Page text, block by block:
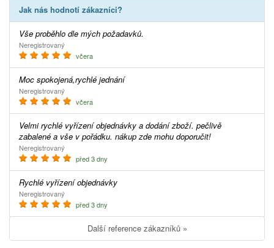
Jak nás hodnotí zákazníci?
Vše proběhlo dle mých požadavků.
Neregistrovaný
včera
Moc spokojená,rychlé jednání
Neregistrovaný
včera
Velmi rychlé vyřízení objednávky a dodání zboží. pečlivě
zabalené a vše v pořádku. nákup zde mohu doporučit!
Neregistrovaný
před 3 dny
Rychlé vyřízení objednávky
Neregistrovaný
před 3 dny
Další reference zákazníků »